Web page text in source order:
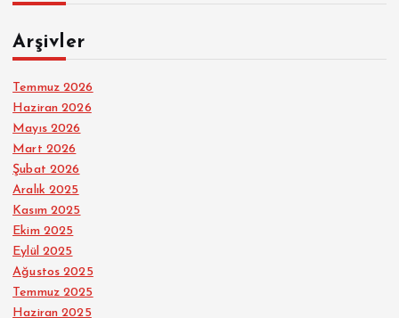
Arşivler
Temmuz 2026
Haziran 2026
Mayıs 2026
Mart 2026
Şubat 2026
Aralık 2025
Kasım 2025
Ekim 2025
Eylül 2025
Ağustos 2025
Temmuz 2025
Haziran 2025